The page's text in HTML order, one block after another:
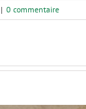
| 0 commentaire